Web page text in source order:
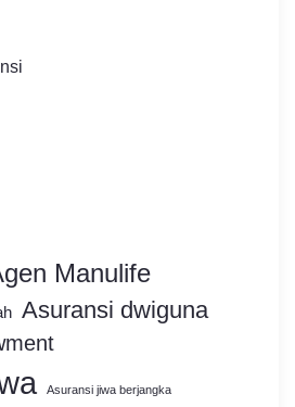
Manulife
Asuransi dwiguna
Asuransi jiwa berjangka